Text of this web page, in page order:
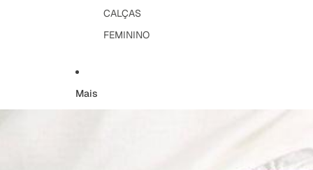
CALÇAS
FEMININO
Mais